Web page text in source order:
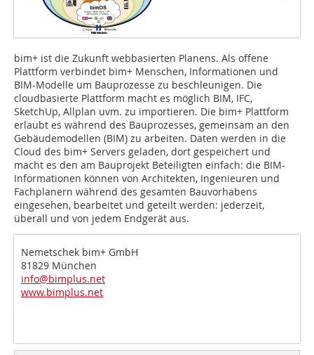
bim+ ist die Zukunft webbasierten Planens. Als offene
Plattform verbindet bim+ Menschen, Informationen und
BIM-Modelle um Bauprozesse zu beschleunigen. Die
cloudbasierte Plattform macht es möglich BIM, IFC,
SketchUp, Allplan uvm. zu importieren. Die bim+ Plattform
erlaubt es während des Bauprozesses, gemeinsam an den
Gebäudemodellen (BIM) zu arbeiten. Daten werden in die
Cloud des bim+ Servers geladen, dort gespeichert und
macht es den am Bauprojekt Beteiligten einfach: die BIM-
Informationen können von Architekten, Ingenieuren und
Fachplanern während des gesamten Bauvorhabens
eingesehen, bearbeitet und geteilt werden: jederzeit,
überall und von jedem Endgerät aus.
Nemetschek bim+ GmbH
81829 München
info@bimplus.net
www.bimplus.net